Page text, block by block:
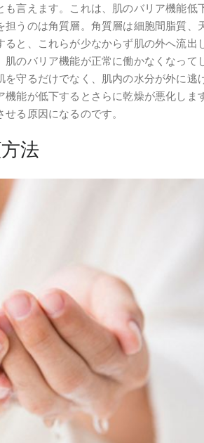
言えます。これは、肌のバリア機能低
うのは角質層。角質層は細胞間脂質、
と、これらが少なからず肌の外へ流出
のバリア機能が正常に働かなくなって
守るだけでなく、肌内の水分が外に逃
能が低下するとさらに乾燥が悪化しま
る原因になるのです。
法